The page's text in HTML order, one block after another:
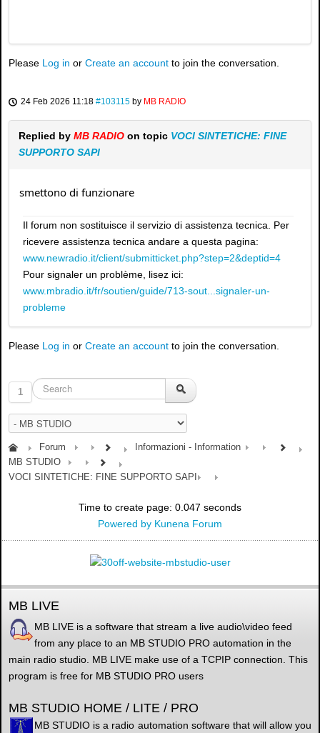
Please Log in or Create an account to join the conversation.
24 Feb 2026 11:18 #103115 by MB RADIO
Replied by MB RADIO on topic VOCI SINTETICHE: FINE
SUPPORTO SAPI
smettono di funzionare
Il forum non sostituisce il servizio di assistenza tecnica. Per
ricevere assistenza tecnica andare a questa pagina:
www.newradio.it/client/submitticket.php?step=2&deptid=4
Pour signaler un problème, lisez ici:
www.mbradio.it/fr/soutien/guide/713-sout...signaler-un-
probleme
Please Log in or Create an account to join the conversation.
1
Forum
Informazioni - Information
MB STUDIO
VOCI SINTETICHE: FINE SUPPORTO SAPI
Time to create page: 0.047 seconds
Powered by Kunena Forum
MB LIVE
MB LIVE is a software that stream a live audio\video feed
from any place to an MB STUDIO PRO automation in the
main radio studio. MB LIVE make use of a TCPIP connection. This
program is free for MB STUDIO PRO users
MB STUDIO HOME / LITE / PRO
MB STUDIO is a radio automation software that will allow you